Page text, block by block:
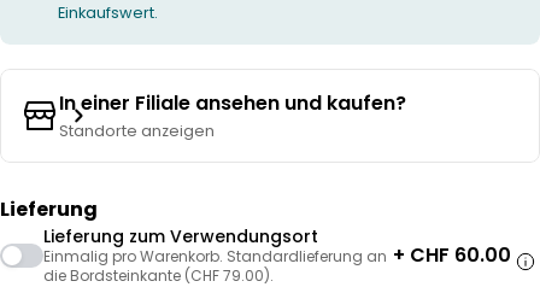
Einkaufswert.
In einer Filiale ansehen und kaufen?
Standorte anzeigen
Lieferung
Lieferung zum Verwendungsort
Einmalig pro Warenkorb. Standardlieferung an
die Bordsteinkante (CHF 79.00).
+ CHF 60.00